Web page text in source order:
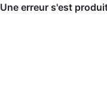
Une erreur s'est